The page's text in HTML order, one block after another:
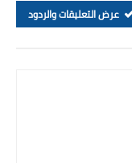
عرض التعليقات والردود